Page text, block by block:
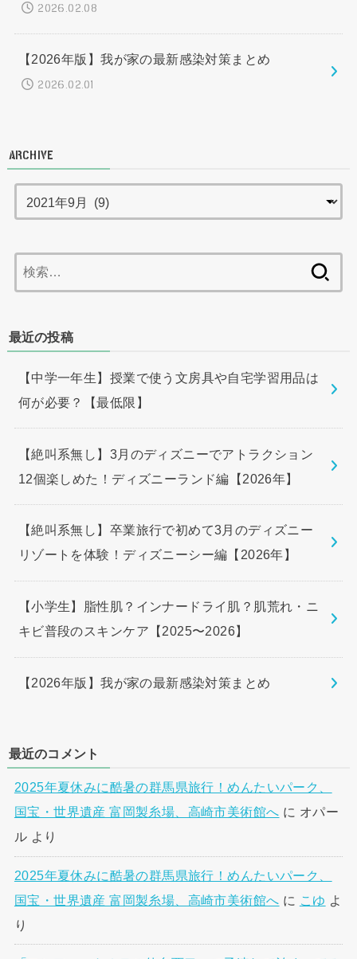
2026.02.08
【2026年版】我が家の最新感染対策まとめ
2026.02.01
ARCHIVE
索:
最近の投稿
【中学一年生】授業で使う文房具や自宅学習用品は
何が必要？【最低限】
【絶叫系無し】3月のディズニーでアトラクション
12個楽しめた！ディズニーランド編【2026年】
【絶叫系無し】卒業旅行で初めて3月のディズニー
リゾートを体験！ディズニーシー編【2026年】
【小学生】脂性肌？インナードライ肌？肌荒れ・ニ
キビ普段のスキンケア【2025〜2026】
【2026年版】我が家の最新感染対策まとめ
最近のコメント
2025年夏休みに酷暑の群馬県旅行！めんたいパーク、
国宝・世界遺産 富岡製糸場、高崎市美術館へ に オパー
ル より
2025年夏休みに酷暑の群馬県旅行！めんたいパーク、
国宝・世界遺産 富岡製糸場、高崎市美術館へ に こゆ よ
り